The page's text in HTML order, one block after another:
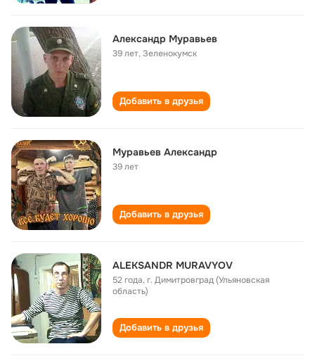
Алeксaндр Мурaвьeв
39 лет,Зeлeнокумск
Добавить в друзья
Муравьев Александр
39 лет
Добавить в друзья
ALEKSANDR MURAVYOV
52 года,г. Димитровград (Ульяновская
область)
Добавить в друзья